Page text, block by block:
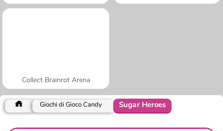
Collect Brainrot Arena
Giochi di Gioco Candy Sugar Heroes